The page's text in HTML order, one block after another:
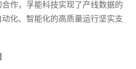
作，孚能科技实现了产线数据的
化、智能化的高质量运行坚实支